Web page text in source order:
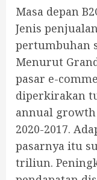
Masa depan
Jenis
pertumbuhan
Menurut
pasar e-
diperkirakan
annual growth
2020-2017.
pasarnya itu
triliun.